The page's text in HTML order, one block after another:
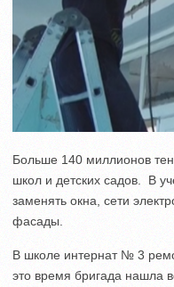
Больше 140 миллионов
школ и детских садов. В
заменять окна, сети
фасады.
В школе интернат № 3
это время бригада нашла